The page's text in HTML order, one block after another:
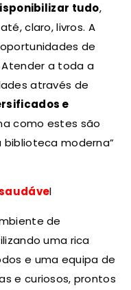
tudo,
claro, livros. A
de
a toda a
através de
e
como estes são
moderna”
l
de
uma rica
e uma equipa de
e curiosos, prontos